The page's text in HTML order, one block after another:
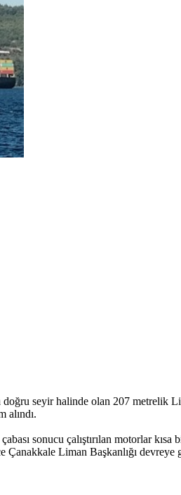
seyir halinde olan 207 metrelik
alındı.
sonucu çalıştırılan motorlar
Liman Başkanlığı